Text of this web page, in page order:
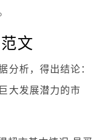
文
分析，得出结论：
大发展潜力的市